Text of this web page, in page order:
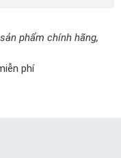
phẩm chính hãng,
phí